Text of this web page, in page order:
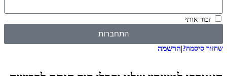
זכור אותי
התחברות
שחזור סיסמה?|הרשמה